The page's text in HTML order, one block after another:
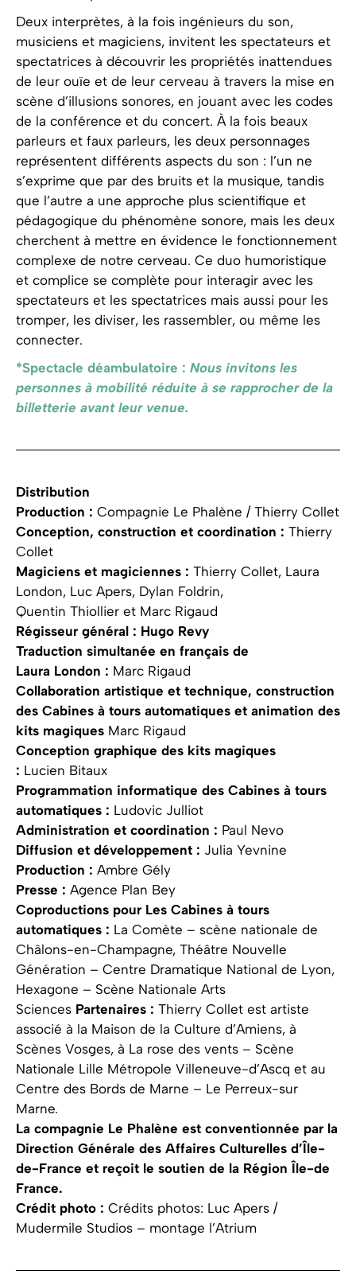
Deux interprètes, à la fois ingénieurs du son,
musiciens et magiciens, invitent les spectateurs et
spectatrices à découvrir les propriétés inattendues
de leur ouïe et de leur cerveau à travers la mise en
scène d’illusions sonores, en jouant avec les codes
de la conférence et du concert. À la fois beaux
parleurs et faux parleurs, les deux personnages
représentent différents aspects du son : l’un ne
s’exprime que par des bruits et la musique, tandis
que l’autre a une approche plus scientifique et
pédagogique du phénomène sonore, mais les deux
cherchent à mettre en évidence le fonctionnement
complexe de notre cerveau. Ce duo humoristique
et complice se complète pour interagir avec les
spectateurs et les spectatrices mais aussi pour les
tromper, les diviser, les rassembler, ou même les
connecter.
*Spectacle déambulatoire : Nous invitons les
personnes à mobilité réduite à se rapprocher de la
billetterie avant leur venue.
Distribution
Production : Compagnie Le Phalène / Thierry Collet
Conception, construction et coordination : Thierry
Collet
Magiciens et magiciennes : Thierry Collet, Laura
London, Luc Apers, Dylan Foldrin,
Quentin Thiollier et Marc Rigaud
Régisseur général : Hugo Revy
Traduction simultanée en français de
Laura London : Marc Rigaud
Collaboration artistique et technique, construction
des Cabines à tours automatiques et animation des
kits magiques Marc Rigaud
Conception graphique des kits magiques
: Lucien Bitaux
Programmation informatique des Cabines à tours
automatiques : Ludovic Julliot
Administration et coordination : Paul Nevo
Diffusion et développement : Julia Yevnine
Production : Ambre Gély
Presse : Agence Plan Bey
Coproductions pour Les Cabines à tours
automatiques : La Comète – scène nationale de
Châlons-en-Champagne, Théâtre Nouvelle
Génération – Centre Dramatique National de Lyon,
Hexagone – Scène Nationale Arts
Sciences Partenaires : Thierry Collet est artiste
associé à la Maison de la Culture d’Amiens, à
Scènes Vosges, à La rose des vents – Scène
Nationale Lille Métropole Villeneuve-d’Ascq et au
Centre des Bords de Marne – Le Perreux-sur
Marne.
La compagnie Le Phalène est conventionnée par la
Direction Générale des Affaires Culturelles d’Île-
de-France et reçoit le soutien de la Région Île-de
France.
Crédit photo : Crédits photos: Luc Apers /
Mudermile Studios – montage l’Atrium